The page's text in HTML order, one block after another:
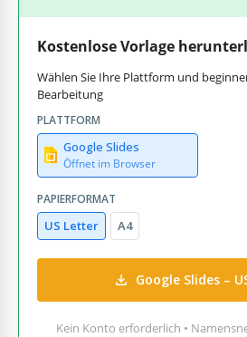
Kostenlose Vorlage
Wählen Sie Ihre Plattform und
Bearbeitung
PLATTFORM
Google Slides
Öffnet im Browser
PAPIERFORMAT
US Letter A4
Google Slides –
Kein Konto erforderlich •